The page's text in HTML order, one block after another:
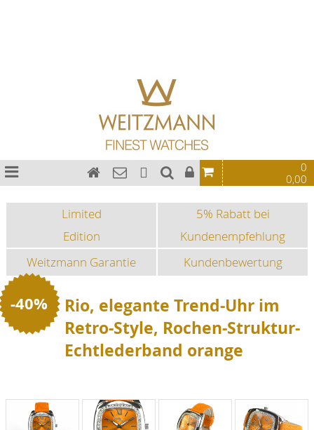
0
0,00
Limited
Edition
5% Rabatt bei
Kundenempfehlung
Weitzmann Garantie
Kundenbewertung
-40%
Rio, elegante Trend-Uhr im
Retro-Style, Rochen-Struktur-
Echtlederband orange